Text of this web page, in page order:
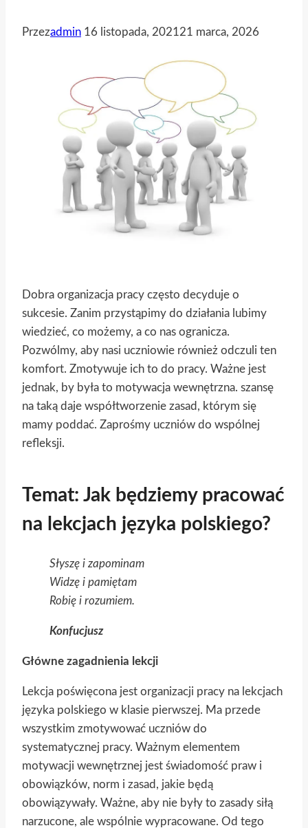
Przezadmin 16 listopada, 202121 marca, 2026
Dobra organizacja pracy często decyduje o
sukcesie. Zanim przystąpimy do działania lubimy
wiedzieć, co możemy, a co nas ogranicza.
Pozwólmy, aby nasi uczniowie również odczuli ten
komfort. Zmotywuje ich to do pracy. Ważne jest
jednak, by była to motywacja wewnętrzna. szansę
na taką daje współtworzenie zasad, którym się
mamy poddać. Zaprośmy uczniów do wspólnej
refleksji.
Temat: Jak będziemy pracować
na lekcjach języka polskiego?
Słyszę i zapominam
Widzę i pamiętam
Robię i rozumiem.
Konfucjusz
Główne zagadnienia lekcji
Lekcja poświęcona jest organizacji pracy na lekcjach
języka polskiego w klasie pierwszej. Ma przede
wszystkim zmotywować uczniów do
systematycznej pracy. Ważnym elementem
motywacji wewnętrznej jest świadomość praw i
obowiązków, norm i zasad, jakie będą
obowiązywały. Ważne, aby nie były to zasady siłą
narzucone, ale wspólnie wypracowane. Od tego